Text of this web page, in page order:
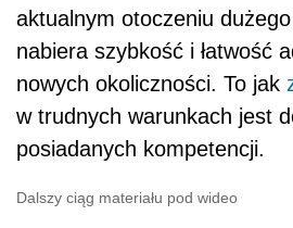
aktualnym otoczeniu
nabiera szybkość i łatwość
nowych okoliczności. To jak
w trudnych warunkach jest
posiadanych kompetencji.
Dalszy ciąg materiału pod wideo